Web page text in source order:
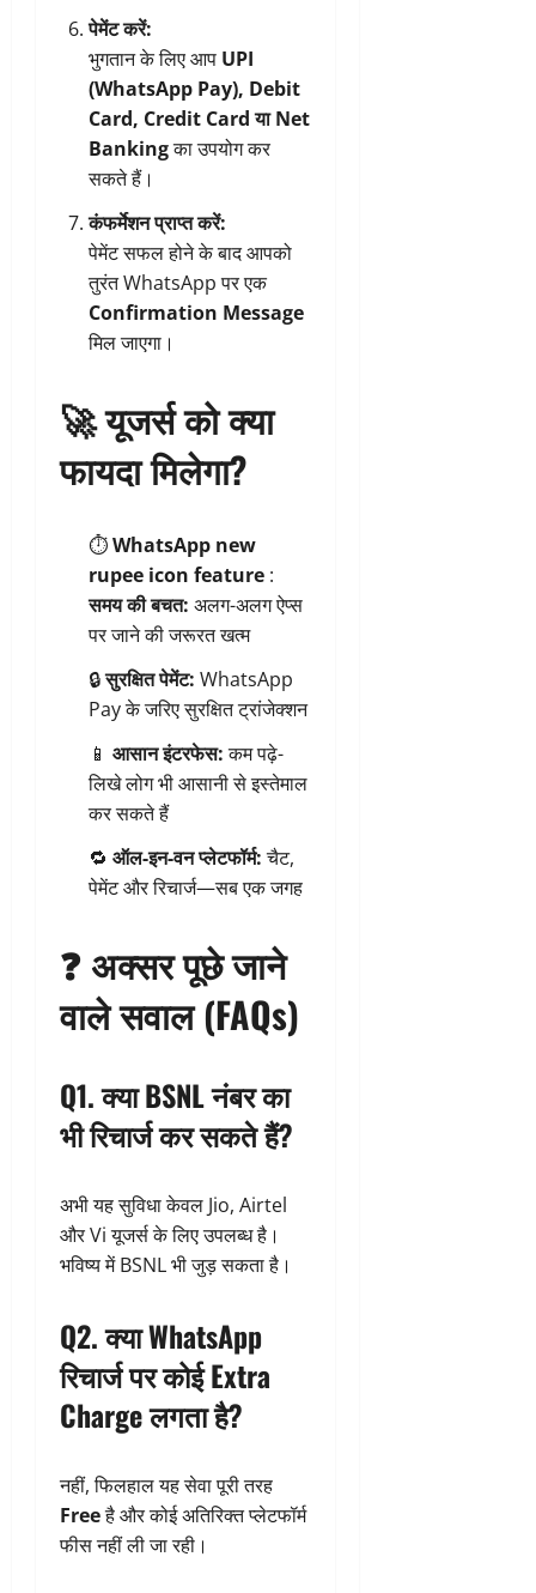
पेमेंट करें:
भुगतान के लिए आप UPI
(WhatsApp Pay), Debit
Card, Credit Card या Net
Bankingका उपयोग कर
सकते हैं।
कंफर्मेशन प्राप्त करें:
पेमेंट सफल होने के बाद आपको
तुरंत WhatsApp पर एक
Confirmation Message
मिल जाएगा।
🚀 यूजर्स को क्या
फायदा मिलेगा?
⏱️WhatsApp new
rupee icon feature :
समय की बचत: अलग-अलग ऐप्स
पर जाने की जरूरत खत्म
🔒सुरक्षित पेमेंट: WhatsApp
Pay के जरिए सुरक्षित ट्रांजेक्शन
📱 आसान इंटरफेस:कम पढ़े-
लिखे लोग भी आसानी से इस्तेमाल
कर सकते हैं
🔁 ऑल-इन-वन प्लेटफॉर्म:चैट,
पेमेंट और रिचार्ज—सब एक जगह
❓ अक्सर पूछे जाने
वाले सवाल (FAQs)
Q1. क्या BSNL नंबर का
भी रिचार्ज कर सकते हैं?
अभी यह सुविधा केवल Jio, Airtel
और Vi यूजर्स के लिए उपलब्ध है।
भविष्य में BSNL भी जुड़ सकता है।
Q2. क्या WhatsApp
रिचार्ज पर कोई Extra
Charge लगता है?
नहीं, फिलहाल यह सेवा पूरी तरह
Freeहै और कोई अतिरिक्त प्लेटफॉर्म
फीस नहीं ली जा रही।